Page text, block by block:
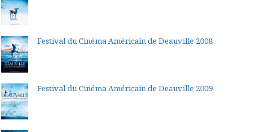
Festival du Cinéma Américain de Deauville 2008
Festival du Cinéma Américain de Deauville 2009